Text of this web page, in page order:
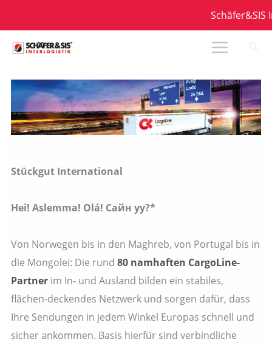
springen
Schäfer&SIS
Stückgut International
Hei! Aslemma! Olá! Сайн уу?*
Von Norwegen bis in den Maghreb, von Portugal bis in
die Mongolei: Die rund 80 namhaften CargoLine-
Partnerim In- und Ausland bilden ein stabiles,
flächen-deckendes Netzwerk und sorgen dafür, dass
Ihre Sendungen in jedem Winkel Europas schnell und
sicher ankommen. Basis hierfür sind verbindliche